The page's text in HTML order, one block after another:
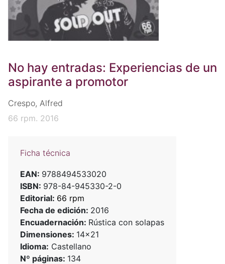
No hay entradas: Experiencias de un
aspirante a promotor
Crespo, Alfred
66 rpm. 2016
Ficha técnica
EAN: 9788494533020
ISBN: 978-84-945330-2-0
Editorial: 66 rpm
Fecha de edición: 2016
Encuadernación: Rústica con solapas
Dimensiones: 14x21
Idioma: Castellano
Nº páginas: 134